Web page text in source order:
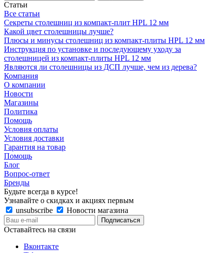
Статьи
Все статьи
Секреты столешниц из компакт-плит HPL 12 мм
Какой цвет столешницы лучше?
Плюсы и минусы столешниц из компакт-плиты HPL 12 мм
Инструкция по установке и последующему уходу за
столешницей из компакт-плиты HPL 12 мм
Являются ли столешницы из ДСП лучше, чем из дерева?
Компания
О компании
Новости
Магазины
Политика
Помощь
Условия оплаты
Условия доставки
Гарантия на товар
Помощь
Блог
Вопрос-ответ
Бренды
Будьте всегда в курсе!
Узнавайте о скидках и акциях первым
unsubscribe
Новости магазина
Оставайтесь на связи
Вконтакте